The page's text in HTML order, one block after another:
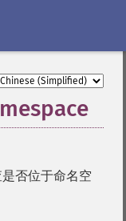
否位于命名空